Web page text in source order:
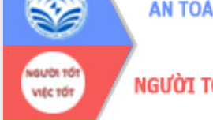
chuyển đổi số giai đoạn 2026 – 2030
với Tập đoàn Bưu chính Viễn thông
Việt Nam
Thứ trưởng Bộ Y tế làm việc với tỉnh
Đắk Lắk về phát triển nhân lực y tế
cho trạm y tế cấp xã
Du lịch Đắk Lắk nâng tầm trải nghiệm